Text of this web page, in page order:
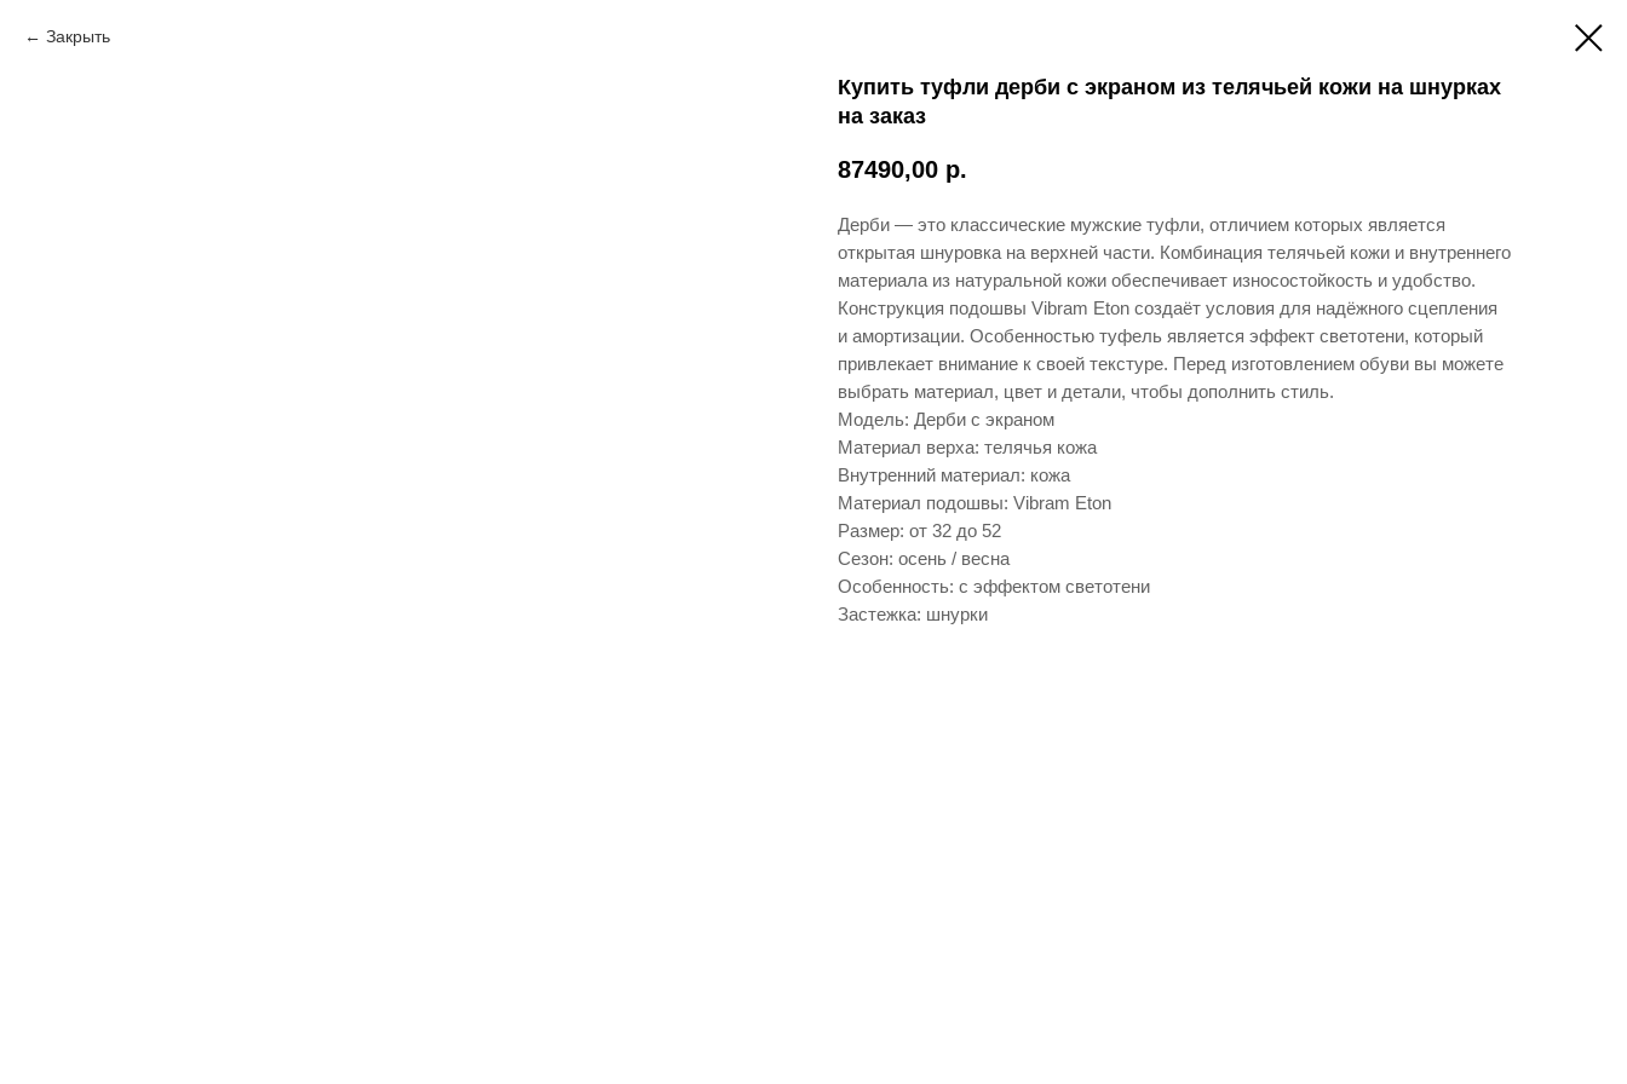
Закрыть
Купить туфли дерби с экраном из телячьей кожи на шнурках
на заказ
87490,00 р.
Дерби — это классические мужские туфли, отличием которых является
открытая шнуровка на верхней части. Комбинация телячьей кожи и внутреннего
материала из натуральной кожи обеспечивает износостойкость и удобство.
Конструкция подошвы Vibram Eton создаёт условия для надёжного сцепления
и амортизации. Особенностью туфель является эффект светотени, который
привлекает внимание к своей текстуре. Перед изготовлением обуви вы можете
выбрать материал, цвет и детали, чтобы дополнить стиль.
Модель: Дерби с экраном
Материал верха: телячья кожа
Внутренний материал: кожа
Материал подошвы: Vibram Eton
Размер: от 32 до 52
Сезон: осень / весна
Особенность: с эффектом светотени
Застежка: шнурки